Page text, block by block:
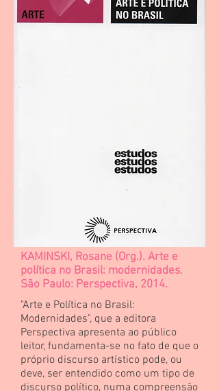
EGG, André; FREITAS, Artur;
KAMINSKI, Rosane (Org.). Arte e
política no Brasil: modernidades.
São Paulo: Perspectiva, 2014.
"Arte e Política no Brasil:
Modernidades", que a editora
Perspectiva apresenta ao público
leitor, fundamenta-se no fato de que o
próprio discurso artístico pode, ou
deve, ser entendido como um tipo de
discurso político, numa compreensão